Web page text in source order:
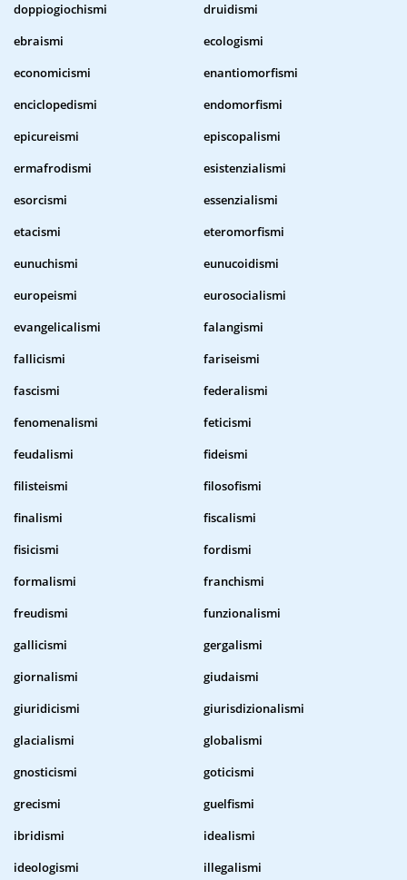
doppiogiochismi
druidismi
ebraismi
ecologismi
economicismi
enantiomorfismi
enciclopedismi
endomorfismi
epicureismi
episcopalismi
ermafrodismi
esistenzialismi
esorcismi
essenzialismi
etacismi
eteromorfismi
eunuchismi
eunucoidismi
europeismi
eurosocialismi
evangelicalismi
falangismi
fallicismi
fariseismi
fascismi
federalismi
fenomenalismi
feticismi
feudalismi
fideismi
filisteismi
filosofismi
finalismi
fiscalismi
fisicismi
fordismi
formalismi
franchismi
freudismi
funzionalismi
gallicismi
gergalismi
giornalismi
giudaismi
giuridicismi
giurisdizionalismi
glacialismi
globalismi
gnosticismi
goticismi
grecismi
guelfismi
ibridismi
idealismi
ideologismi
illegalismi